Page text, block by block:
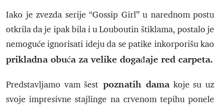
Iako je zvezda serije “Gossip Girl” u narednom postu
otkrila da je ipak bila i u Louboutin štiklama, postalo je
nemoguće ignorisati ideju da se patike inkorporišu kao
prikladna obuća za velike događaje red carpeta.
Predstavljamo vam šest poznatih damakoje su uz
svoje impresivne stajlinge na crvenom tepihu ponele